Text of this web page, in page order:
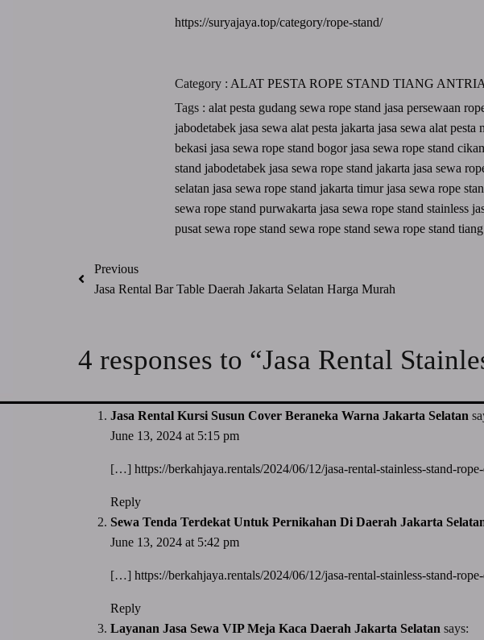
https://suryajaya.top/category/rope-stand/
Category : ALAT PESTAROPE STANDTIANG
Tags : alat pesta gudang sewa rope standjasa persewaan
jabodetabekjasa sewa alat pesta jakartajasa sewa alat pesta
bekasijasa sewa rope stand bogorjasa sewa rope stand
stand jabodetabekjasa sewa rope stand jakartajasa sewa
selatanjasa sewa rope stand jakarta timurjasa sewa rope
sewa rope stand purwakartajasa sewa rope stand stainless
pusat sewa rope standsewa rope standsewa rope stand
Previous
Jasa Rental Bar Table Daerah Jakarta Selatan Harga Murah
4 responses to “Jasa Rental
Jasa Rental Kursi Susun Cover Beraneka Warna Jakarta Selatan
June 13, 2024 at 5:15 pm
[…] https://berkahjaya.rentals/2024/06/12/jasa-rental-stainless-stand-
Reply
Sewa Tenda Terdekat Untuk Pernikahan Di Daerah Jakarta
June 13, 2024 at 5:42 pm
[…] https://berkahjaya.rentals/2024/06/12/jasa-rental-stainless-stand-
Reply
Layanan Jasa Sewa VIP Meja Kaca Daerah Jakarta Selatan says: